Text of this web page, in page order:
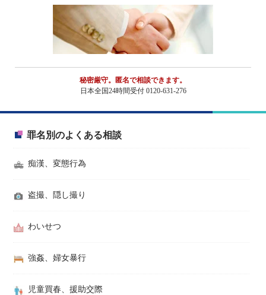
秘密厳守。匿名で相談できます。
日本全国24時間受付 0120-631-276
罪名別のよくある相談
痴漢、変態行為
盗撮、隠し撮り
わいせつ
強姦、婦女暴行
児童買春、援助交際